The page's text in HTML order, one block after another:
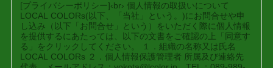
[プライバシーポリシー]‹br› 個人情報の取扱いについて
LOCAL COLORs(以下、「当社」という。)にお問合せや申
し込み（以下「お問合せ」という）をいただく際に個人情報
を提供するにあたっては、以下の文書をご確認の上「同意す
る」をクリックしてください。 １．組織の名称又は氏名
LOCAL COLORs ２．個人情報保護管理者 所属及び連絡先